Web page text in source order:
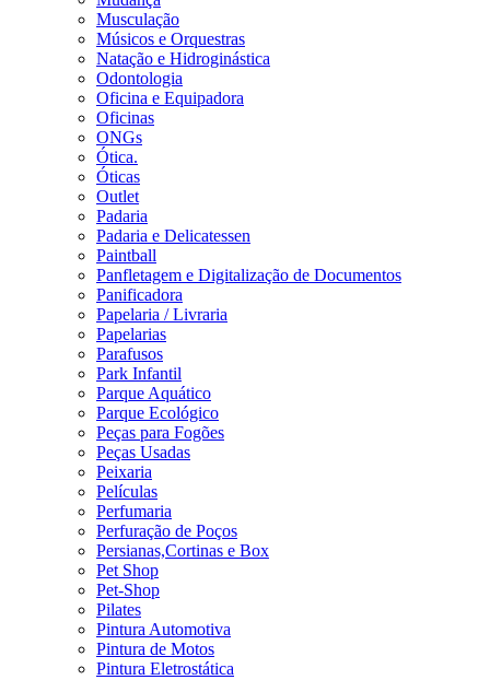
Musculação
Músicos e Orquestras
Natação e Hidroginástica
Odontologia
Oficina e Equipadora
Oficinas
ONGs
Ótica.
Óticas
Outlet
Padaria
Padaria e Delicatessen
Paintball
Panfletagem e Digitalização de Documentos
Panificadora
Papelaria / Livraria
Papelarias
Parafusos
Park Infantil
Parque Aquático
Parque Ecológico
Peças para Fogões
Peças Usadas
Peixaria
Películas
Perfumaria
Perfuração de Poços
Persianas,Cortinas e Box
Pet Shop
Pet-Shop
Pilates
Pintura Automotiva
Pintura de Motos
Pintura Eletrostática